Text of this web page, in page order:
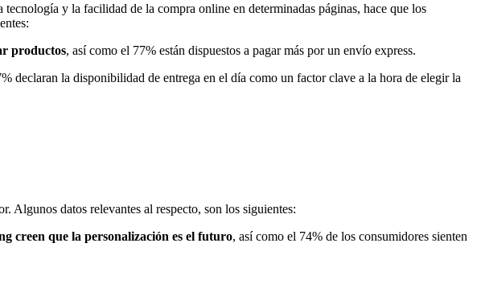
y la facilidad de la compra online en determinadas páginas, hace que los
productos, así como el 77% están dispuestos a pagar más por un envío express.
declaran la disponibilidad de entrega en el día como un factor clave a la hora de elegir la
Algunos datos relevantes al respecto, son los siguientes:
creen que la personalización es el futuro, así como el 74% de los consumidores sienten